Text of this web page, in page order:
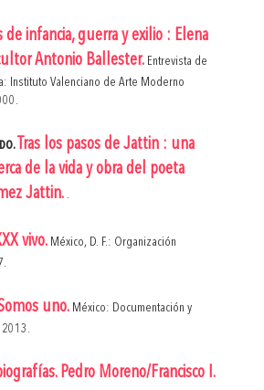
de infancia, guerra y exilio : Elena
Antonio Ballester. Entrevista de
Instituto Valenciano de Arte Moderno
Tras los pasos de Jattin : una
de la vida y obra del poeta
Jattin. .
vivo. México, D. F.: Organización
uno. México: Documentación y
2013.
Pedro Moreno/Francisco I.